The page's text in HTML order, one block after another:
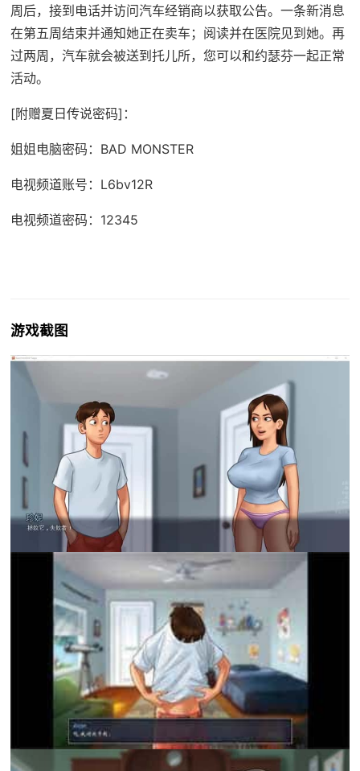
周后，接到电话并访问汽车经销商以获取公告。一条新消息
在第五周结束并通知她正在卖车；阅读并在医院见到她。再
过两周，汽车就会被送到托儿所，您可以和约瑟芬一起正常
活动。
[附赠夏日传说密码]：
姐姐电脑密码：BAD MONSTER
电视频道账号：L6bv12R
电视频道密码：12345
游戏截图